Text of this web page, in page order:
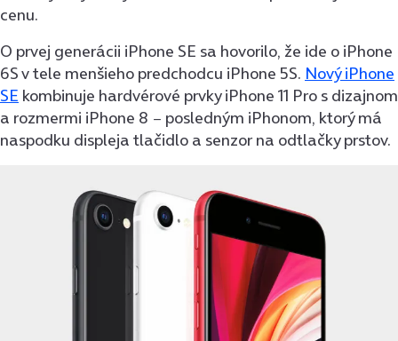
cenu.
O prvej generácii iPhone SE sa hovorilo, že ide o iPhone
6S v tele menšieho predchodcu iPhone 5S. Nový iPhone
SE kombinuje hardvérové prvky iPhone 11 Pro s dizajnom
a rozmermi iPhone 8 − posledným iPhonom, ktorý má
naspodku displeja tlačidlo a senzor na odtlačky prstov.